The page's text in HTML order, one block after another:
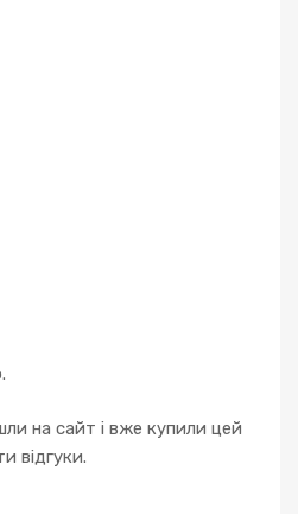
на сайт і вже купили цей
відгуки.